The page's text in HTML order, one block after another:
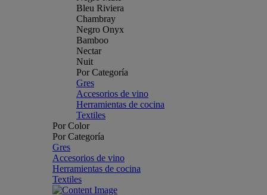
Bleu Riviera
Chambray
Negro Onyx
Bamboo
Nectar
Nuit
Por Categoría
Gres
Accesorios de vino
Herramientas de cocina
Textiles
Por Color
Por Categoría
Gres
Accesorios de vino
Herramientas de cocina
Textiles